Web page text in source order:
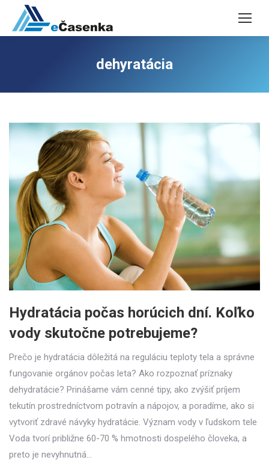
dehyratácia
Hydratácia počas horúcich dní. Koľko
vody skutočne potrebujeme?
Prečo je hydratácia dôležitá na reguláciu teploty tela a správne
fungovanie orgánov počas leta? Ako rozpoznať príznaky
dehydratácie? Prinášame vám cenné tipy, ako zvýšiť príjem
tekutín prostredníctvom potravín a nápojov, a poradíme, ako si
vytvoriť zdravé návyky hydratácie. Význam vody v ľudskom tele
Voda tvorí približne 60-70 % hmotnosti dospelého človeka, a
preto je nevyhnutná…